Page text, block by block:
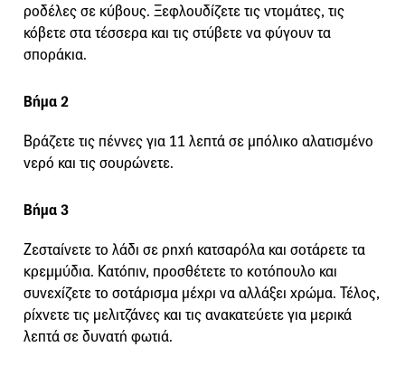
ροδέλες σε κύβους. Ξεφλουδίζετε τις ντομάτες, τις
κόβετε στα τέσσερα και τις στύβετε να φύγουν τα
σποράκια.
Βήμα 2
Βράζετε τις πέννες για 11 λεπτά σε μπόλικο αλατισμένο
νερό και τις σουρώνετε.
Βήμα 3
Ζεσταίνετε το λάδι σε ρηχή κατσαρόλα και σοτάρετε τα
κρεμμύδια. Κατόπιν, προσθέτετε το κοτόπουλο και
συνεχίζετε το σοτάρισμα μέχρι να αλλάξει χρώμα. Τέλος,
ρίχνετε τις μελιτζάνες και τις ανακατεύετε για μερικά
λεπτά σε δυνατή φωτιά.